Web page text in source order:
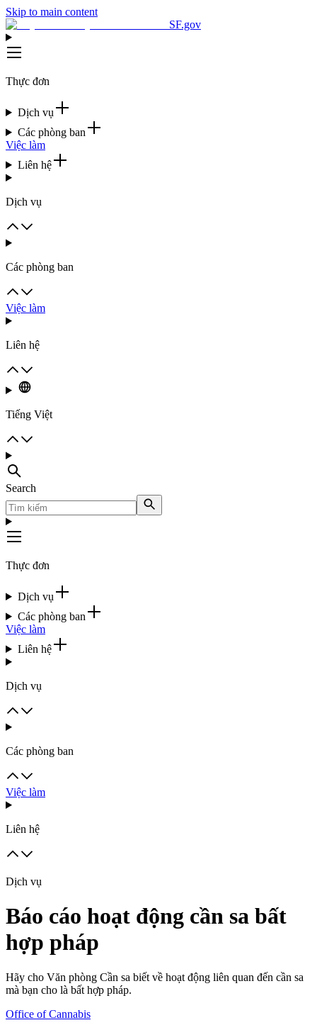
Skip to main content
SF.gov
Thực đơn
Dịch vụ
Các phòng ban
Việc làm
Liên hệ
Dịch vụ
Các phòng ban
Việc làm
Liên hệ
Tiếng Việt
Search
Thực đơn
Dịch vụ
Các phòng ban
Việc làm
Liên hệ
Dịch vụ
Các phòng ban
Việc làm
Liên hệ
Dịch vụ
Báo cáo hoạt động cần sa bất
hợp pháp
Hãy cho Văn phòng Cần sa biết về hoạt động liên quan đến cần sa
mà bạn cho là bất hợp pháp.
Office of Cannabis